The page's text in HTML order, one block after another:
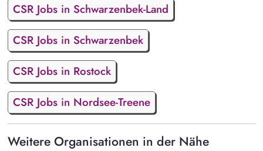
CSR Jobs in Schwarzenbek-Land
CSR Jobs in Schwarzenbek
CSR Jobs in Rostock
CSR Jobs in Nordsee-Treene
Weitere Organisationen in der Nähe